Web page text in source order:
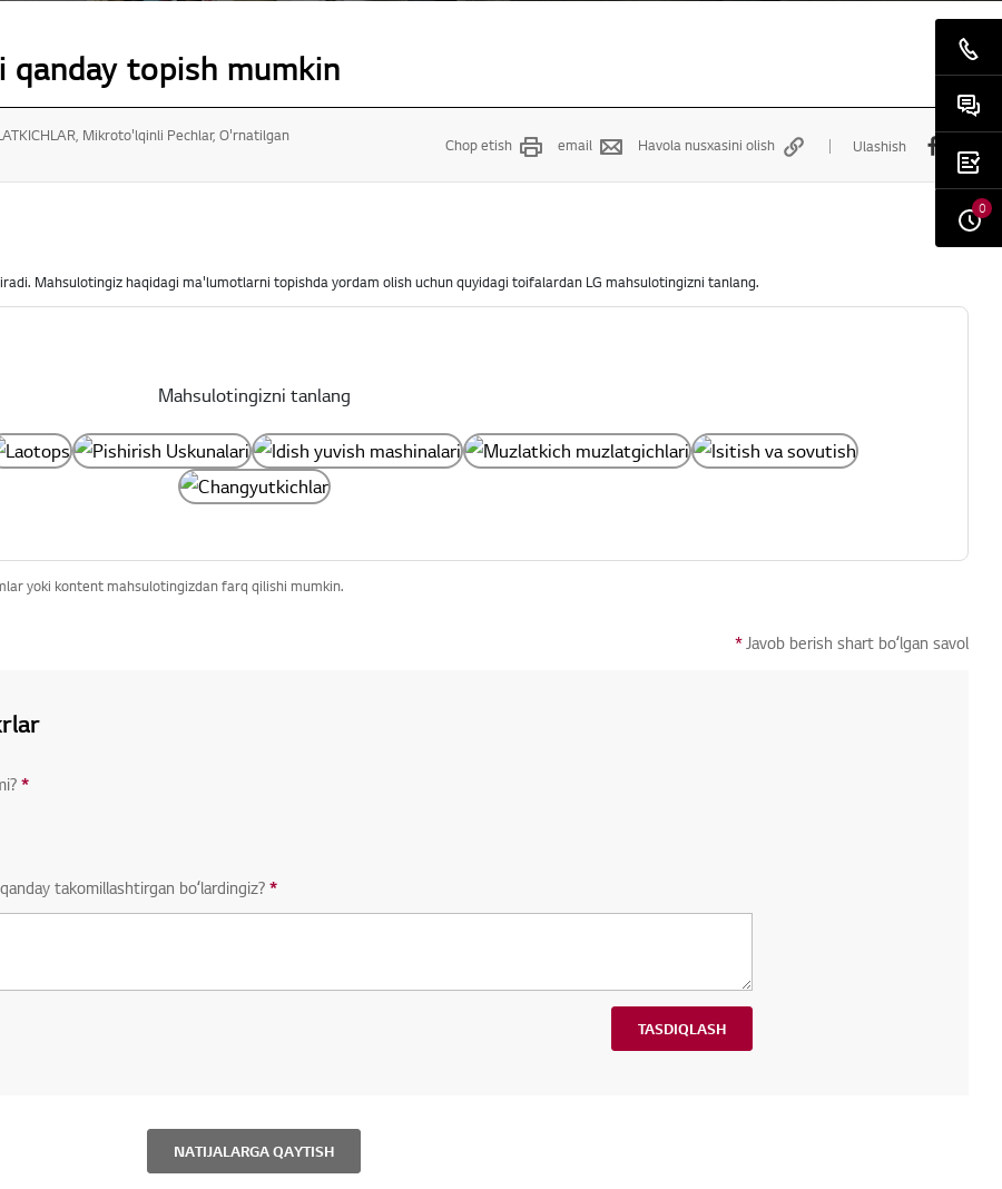
qanday topish mumkin
Mikroto'lqinli Pechlar, O'rnatilgan
Chop etish email Havola nusxasini olish Ulashish
Mahsulotingiz haqidagi ma'lumotlarni topishda yordam olish uchun quyidagi toifalardan LG mahsulotingizni tanlang.
Mahsulotingizni tanlang
yoki kontent mahsulotingizdan farq qilishi mumkin.
* Javob berish shart boʻlgan savol
*
takomillashtirgan boʻlardingiz? *
TASDIQLASH
NATIJALARGA QAYTISH
0